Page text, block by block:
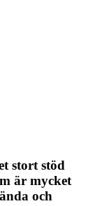
stort stöd
är mycket
och